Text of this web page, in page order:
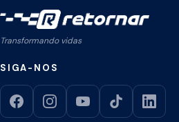
Transformando vidas
SIGA-NOS